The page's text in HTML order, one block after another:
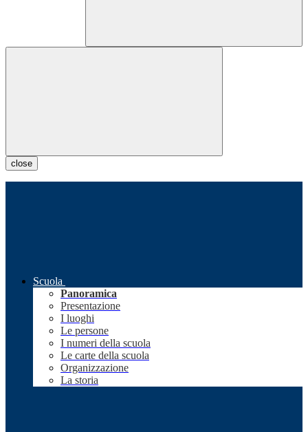
close
Scuola
Panoramica
Presentazione
I luoghi
Le persone
I numeri della scuola
Le carte della scuola
Organizzazione
La storia